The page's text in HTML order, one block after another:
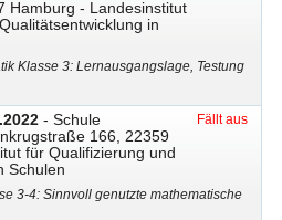
Hamburg - Landesinstitut
in
Klasse 3: Lernausgangslage, Testung
- Schule
166, 22359
für Qualifizierung und
Schulen
Fällt aus
3-4: Sinnvoll genutzte mathematische